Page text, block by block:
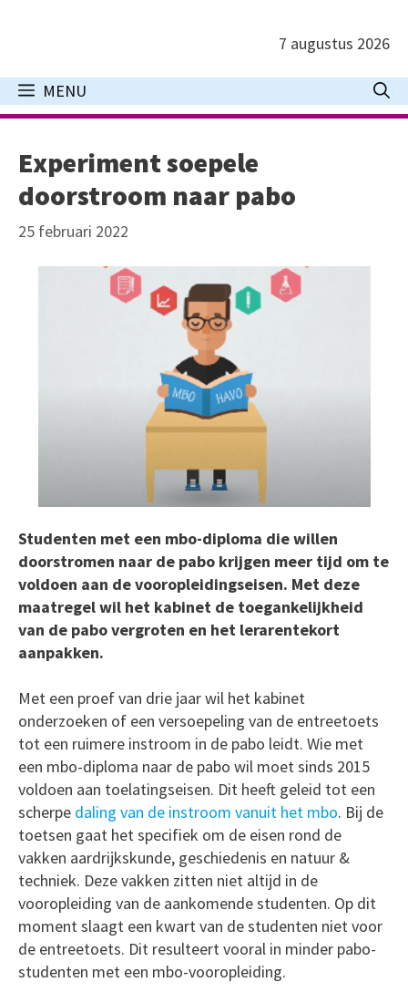
inhoud
7 augustus 2026
MENU
Experiment soepele
doorstroom naar pabo
25 februari 2022
Studenten met een mbo-diploma die willen
doorstromen naar de pabo krijgen meer tijd om te
voldoen aan de vooropleidingseisen. Met deze
maatregel wil het kabinet de toegankelijkheid
van de pabo vergroten en het lerarentekort
aanpakken.
Met een proef van drie jaar wil het kabinet
onderzoeken of een versoepeling van de entreetoets
tot een ruimere instroom in de pabo leidt. Wie met
een mbo-diploma naar de pabo wil moet sinds 2015
voldoen aan toelatingseisen. Dit heeft geleid tot een
scherpe daling van de instroom vanuit het mbo. Bij de
toetsen gaat het specifiek om de eisen rond de
vakken aardrijkskunde, geschiedenis en natuur &
techniek. Deze vakken zitten niet altijd in de
vooropleiding van de aankomende studenten. Op dit
moment slaagt een kwart van de studenten niet voor
de entreetoets. Dit resulteert vooral in minder pabo-
studenten met een mbo-vooropleiding.